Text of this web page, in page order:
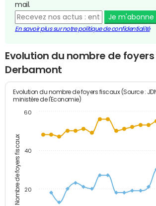
mail.
Je m'abonne
En savoir plus sur notre politique de confidentialité
Evolution du nombre de
Derbamont
Nombre de foyers fiscaux
Evolution du nombre de foyers fiscaux (Source :
ministère de l'Economie)
20
40
60